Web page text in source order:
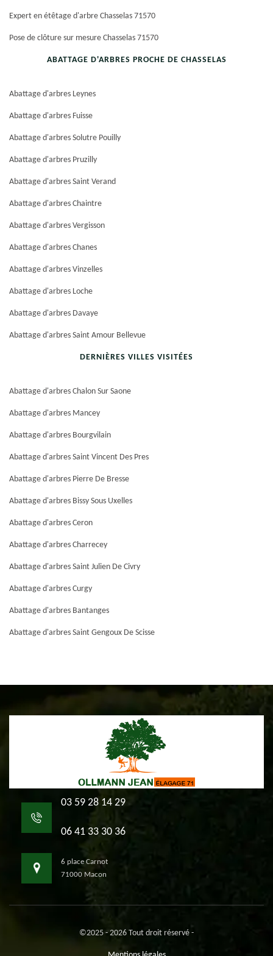
Expert en étêtage d'arbre Chasselas 71570
Pose de clôture sur mesure Chasselas 71570
ABATTAGE D'ARBRES PROCHE DE CHASSELAS
Abattage d'arbres Leynes
Abattage d'arbres Fuisse
Abattage d'arbres Solutre Pouilly
Abattage d'arbres Pruzilly
Abattage d'arbres Saint Verand
Abattage d'arbres Chaintre
Abattage d'arbres Vergisson
Abattage d'arbres Chanes
Abattage d'arbres Vinzelles
Abattage d'arbres Loche
Abattage d'arbres Davaye
Abattage d'arbres Saint Amour Bellevue
DERNIÈRES VILLES VISITÉES
Abattage d'arbres Chalon Sur Saone
Abattage d'arbres Mancey
Abattage d'arbres Bourgvilain
Abattage d'arbres Saint Vincent Des Pres
Abattage d'arbres Pierre De Bresse
Abattage d'arbres Bissy Sous Uxelles
Abattage d'arbres Ceron
Abattage d'arbres Charrecey
Abattage d'arbres Saint Julien De Civry
Abattage d'arbres Curgy
Abattage d'arbres Bantanges
Abattage d'arbres Saint Gengoux De Scisse
03 59 28 14 29
06 41 33 30 36
6 place Carnot
71000 Macon
©2025 - 2026 Tout droit réservé -